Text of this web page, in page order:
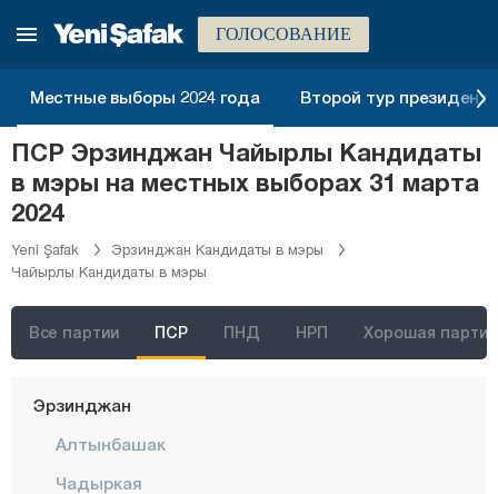
ГОЛОСОВАНИЕ
Местные выборы 2024 года Второй тур
ПСР Эрзинджан Чайырлы Кандидаты
в мэры на местных выборах 31 марта
2024
Yeni Şafak
Эрзинджан Кандидаты в мэры
Чайырлы Кандидаты в мэры
Все партии ПСР ПНД НРП Хорошая партия
Бурса
Чанкыры
Чорум
Денизли
Диярбакыр
Дюздже
Элязыг
Эрзинджан
Алтынбашак
Чадыркая